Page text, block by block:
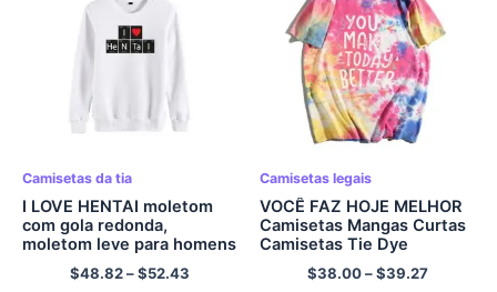
Camisetas da tia
I LOVE HENTAI moletom
com gola redonda,
moletom leve para homens
e mulheres multicolorido
$48.82–$52.43
Camisetas legais
VOCÊ FAZ HOJE MELHOR
Camisetas Mangas Curtas
Camisetas Tie Dye
$38.00–$39.27